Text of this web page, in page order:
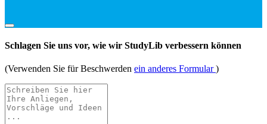
Schlagen Sie uns vor, wie wir StudyLib verbessern können
(Verwenden Sie für Beschwerden ein anderes Formular)